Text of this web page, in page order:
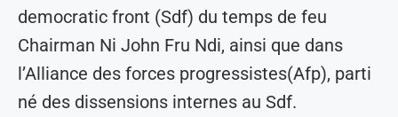
democratic front (Sdf) du temps de feu
Chairman Ni John Fru Ndi, ainsi que dans
l’Alliance des forces progressistes(Afp), parti
né des dissensions internes au Sdf.